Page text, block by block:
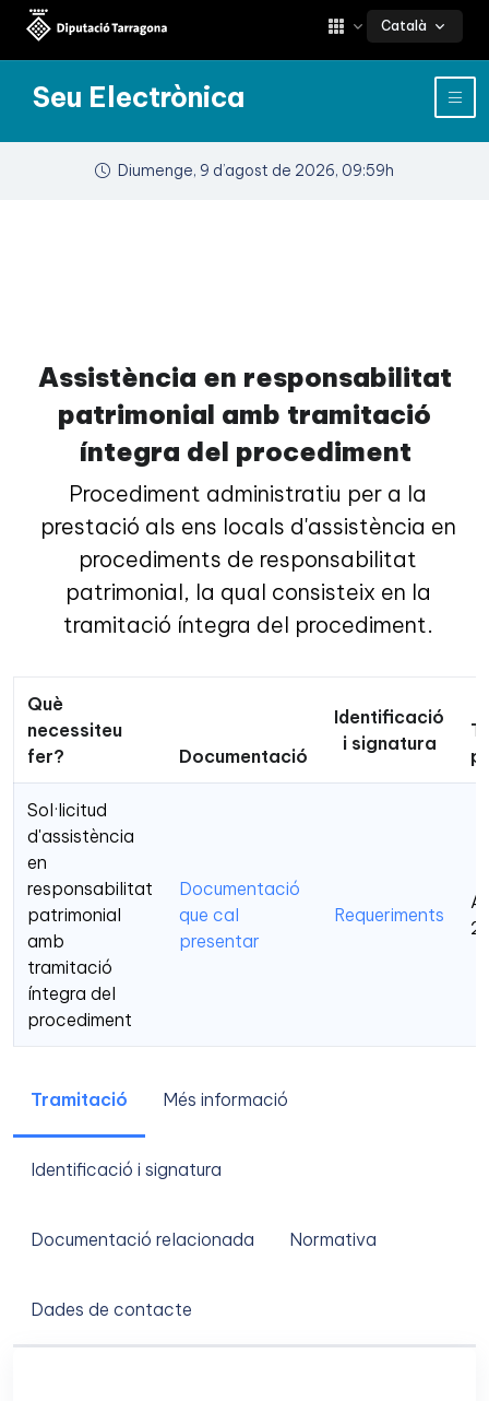
Català
Seu Electrònica
Diumenge, 9 d’agost de 2026, 09:59h
Assistència en responsabilitat
patrimonial amb tramitació
íntegra del procediment
Procediment administratiu per a la
prestació als ens locals d'assistència en
procediments de responsabilitat
patrimonial, la qual consisteix en la
tramitació íntegra del procediment.
Què
necessiteu
fer?
Documentació
Identificació
i signatura
Sol·licitud
d'assistència
en
responsabilitat
patrimonial
amb
tramitació
íntegra del
procediment
Documentació
que cal
presentar
Requeriments
A
Tramitació Més informació
Identificació i signatura
Documentació relacionada Normativa
Dades de contacte